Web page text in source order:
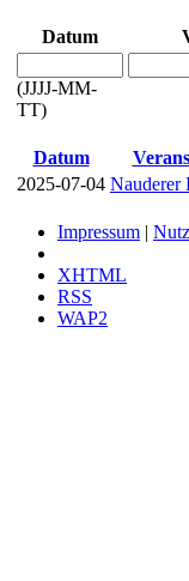
Datum
(JJJJ-MM-
TT)
Datum
2025-07-04 Nauderer
Impressum |
XHTML
RSS
WAP2